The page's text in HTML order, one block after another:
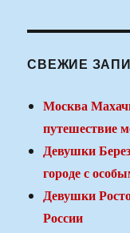
СВЕЖИЕ
Москва
путешествие
Девушки
городе с
Девушки
России